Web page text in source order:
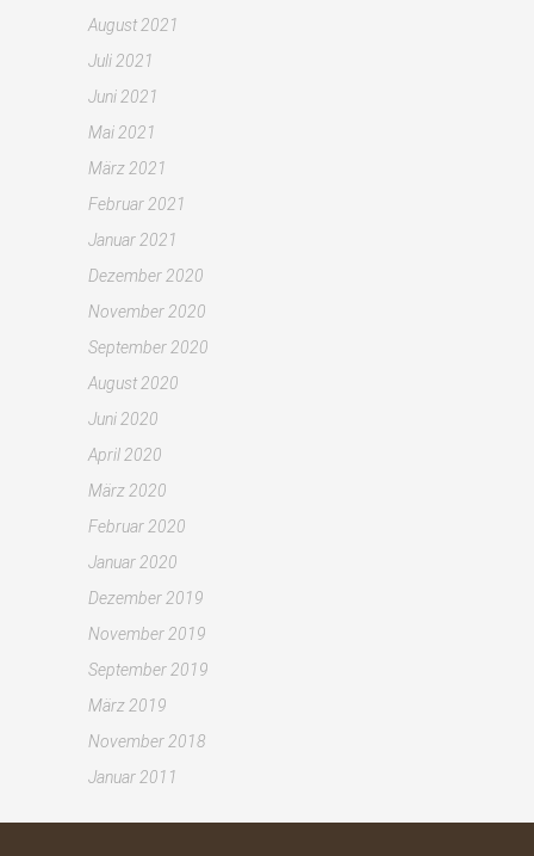
August 2021
Juli 2021
Juni 2021
Mai 2021
März 2021
Februar 2021
Januar 2021
Dezember 2020
November 2020
September 2020
August 2020
Juni 2020
April 2020
März 2020
Februar 2020
Januar 2020
Dezember 2019
November 2019
September 2019
März 2019
November 2018
Januar 2011